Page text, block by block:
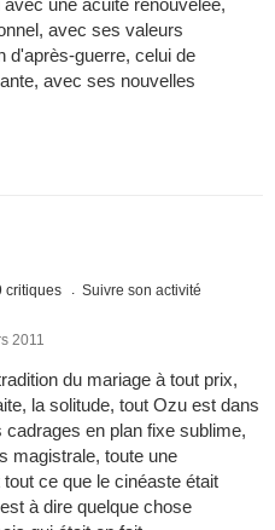
avec ses valeurs
d'après-guerre, celui de
avec ses nouvelles
critiques Suivre son activité
2011
du mariage à tout prix,
la solitude, tout Ozu est dans
en plan fixe sublime,
magistrale, toute une
ce que le cinéaste était
à dire quelque chose